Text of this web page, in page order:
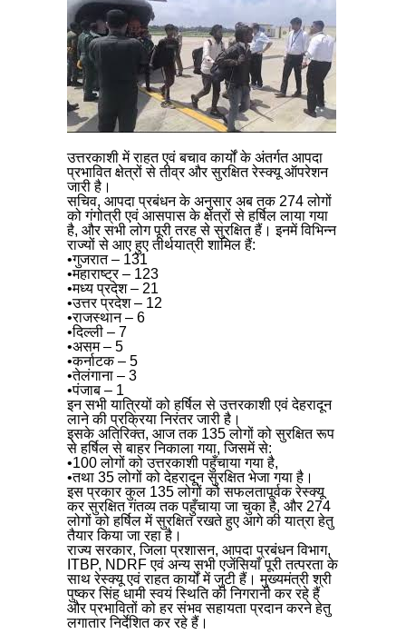
उत्तरकाशी में राहत एवं बचाव कार्यों के अंतर्गत आपदा
प्रभावित क्षेत्रों से तीव्र और सुरक्षित रेस्क्यू ऑपरेशन
जारी है।
सचिव, आपदा प्रबंधन के अनुसार अब तक 274 लोगों
को गंगोत्री एवं आसपास के क्षेत्रों से हर्षिल लाया गया
है, और सभी लोग पूरी तरह से सुरक्षित हैं। इनमें विभिन्न
राज्यों से आए हुए तीर्थयात्री शामिल हैं:
•गुजरात – 131
•महाराष्ट्र – 123
•मध्य प्रदेश – 21
•उत्तर प्रदेश – 12
•राजस्थान – 6
•दिल्ली – 7
•असम – 5
•कर्नाटक – 5
•तेलंगाना – 3
•पंजाब – 1
इन सभी यात्रियों को हर्षिल से उत्तरकाशी एवं देहरादून
लाने की प्रक्रिया निरंतर जारी है।
इसके अतिरिक्त, आज तक 135 लोगों को सुरक्षित रूप
से हर्षिल से बाहर निकाला गया, जिसमें से:
•100 लोगों को उत्तरकाशी पहुँचाया गया है,
•तथा 35 लोगों को देहरादून सुरक्षित भेजा गया है।
इस प्रकार कुल 135 लोगों को सफलतापूर्वक रेस्क्यू
कर सुरक्षित गंतव्य तक पहुँचाया जा चुका है, और 274
लोगों को हर्षिल में सुरक्षित रखते हुए आगे की यात्रा हेतु
तैयार किया जा रहा है।
राज्य सरकार, जिला प्रशासन, आपदा प्रबंधन विभाग,
ITBP, NDRF एवं अन्य सभी एजेंसियाँ पूरी तत्परता के
साथ रेस्क्यू एवं राहत कार्यों में जुटी हैं। मुख्यमंत्री श्री
पुष्कर सिंह धामी स्वयं स्थिति की निगरानी कर रहे हैं
और प्रभावितों को हर संभव सहायता प्रदान करने हेतु
लगातार निर्देशित कर रहे हैं।